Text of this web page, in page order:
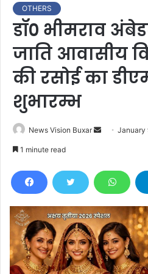
OTHERS
डॉ० भीमराव
जाति आवासीय
की रसोई का
शुभारम्भ
News Vision Buxar
d
e
m
a
i
January
1 minute read